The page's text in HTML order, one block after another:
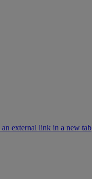
external link in a new tab